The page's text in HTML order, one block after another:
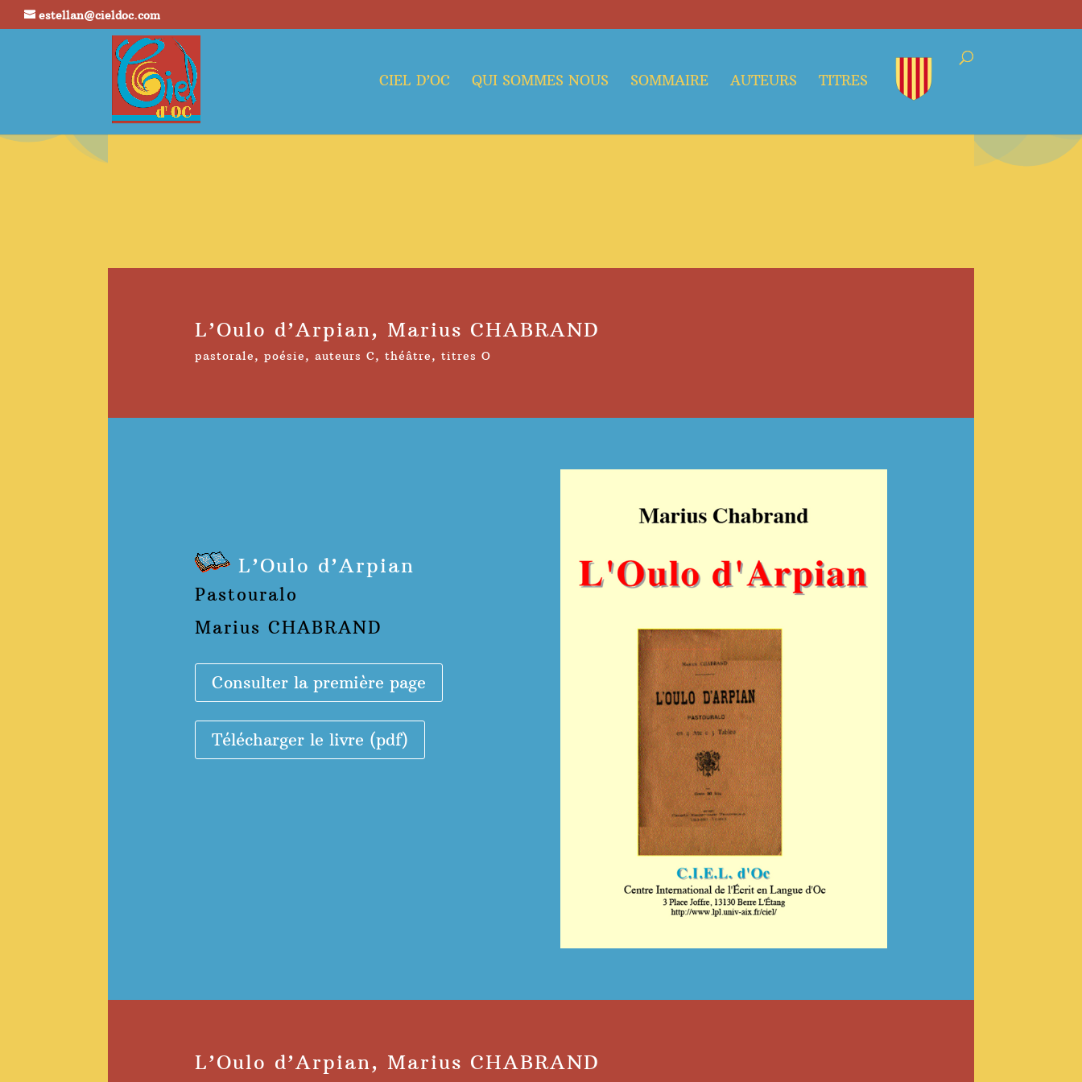
estellan@cieldoc.com
CIEL D’OC QUI SOMMES NOUS SOMMAIRE AUTEURS TITRES
L’Oulo d’Arpian, Marius CHABRAND
pastorale, poésie, auteurs C, théâtre, titres O
L’Oulo d’Arpian
Pastouralo
Marius CHABRAND
Consulter la première page
Télécharger le livre (pdf)
L’Oulo d’Arpian, Marius CHABRAND